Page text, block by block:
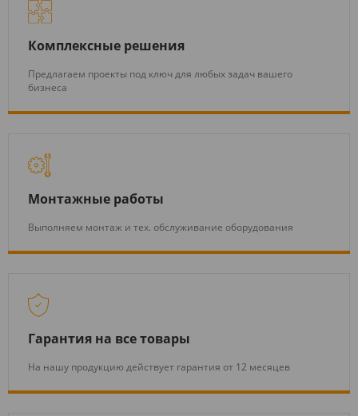
Комплексные решения
Предлагаем проекты под ключ для любых задач вашего
бизнеса
Монтажные работы
Выполняем монтаж и тех. обслуживание оборудования
Гарантия на все товары
На нашу продукцию действует гарантия от 12 месяцев